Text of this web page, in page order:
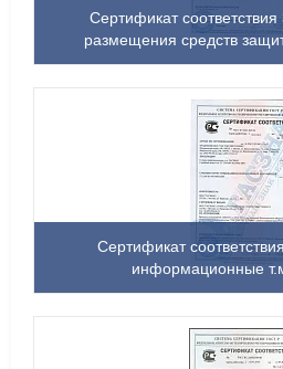
Сертификат
размещения средств
Сертификат
информационные